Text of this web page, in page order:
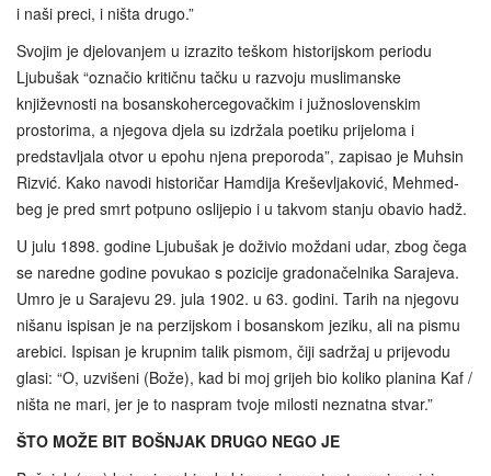
i naši preci, i ništa drugo.”
Svojim je djelovanjem u izrazito teškom historijskom periodu
Ljubušak “označio kritičnu tačku u razvoju muslimanske
književnosti na bosanskohercegovačkim i južnoslovenskim
prostorima, a njegova djela su izdržala poetiku prijeloma i
predstavljala otvor u epohu njena preporoda”, zapisao je Muhsin
Rizvić. Kako navodi historičar Hamdija Kreševljaković, Mehmed-
beg je pred smrt potpuno oslijepio i u takvom stanju obavio hadž.
U julu 1898. godine Ljubušak je doživio moždani udar, zbog čega
se naredne godine povukao s pozicije gradonačelnika Sarajeva.
Umro je u Sarajevu 29. jula 1902. u 63. godini. Tarih na njegovu
nišanu ispisan je na perzijskom i bosanskom jeziku, ali na pismu
arebici. Ispisan je krupnim talik pismom, čiji sadržaj u prijevodu
glasi: “O, uzvišeni (Bože), kad bi moj grijeh bio koliko planina Kaf /
ništa ne mari, jer je to naspram tvoje milosti neznatna stvar.”
ŠTO MOŽE BIT BOŠNJAK DRUGO NEGO JE